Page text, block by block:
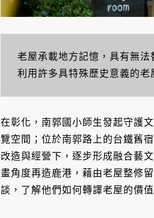
老屋承載地方記憶，具有無
利用許多具特殊歷史意義的老
在彰化，南郭國小師生發起守護
覽空間；位於南郭路上的台鐵舊
改造與經營下，逐步形成融合藝
畫角度再造鹿港，藉由老屋整修
談，了解他們如何轉譯老屋的價